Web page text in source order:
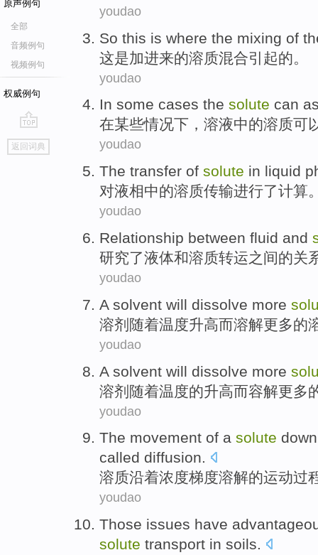
原声例句
全部
音频例句
视频例句
权威例句
go
top
返回词典
youdao
So this is where the mixing of
这是加进来的溶质混合引起的 。
youdao
In some cases the solute can
在某些情况下 ， 溶液中的溶质可
youdao
The transfer of solute in liquid
对液相中的溶质传输进行了计算
youdao
Relationship between fluid and
研究了液体和溶质转运之间的关
youdao
A solvent will dissolve more
溶剂 随着温度升高而溶解更多的
youdao
A solvent will dissolve more
溶剂 随着温度的升高而容解更多
youdao
The movement of a solute down
called diffusion.
溶质沿着浓度梯度溶解的运动过
youdao
Those issues have
solute transport in soils.